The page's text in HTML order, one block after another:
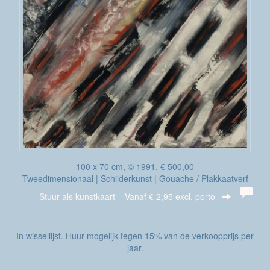
100 x 70 cm, © 1991, € 500,00
Tweedimensionaal | Schilderkunst | Gouache / Plakkaatverf
Stuur als kunstkaart Vanaf € 2,95 excl. porto
In wissellijst. Huur mogelijk tegen 15% van de verkoopprijs per
jaar.